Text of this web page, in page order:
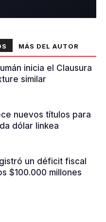
MÁS DEL AUTOR
inicia el Clausura
similar
nuevos títulos para
dólar linkea
un déficit fiscal
$100.000 millones